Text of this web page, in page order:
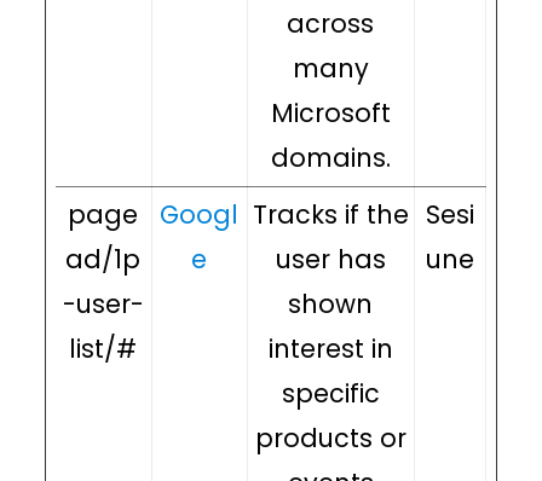
across
many
Microsoft
domains.
page
ad/1p
-user-
list/#
Googl
e
Tracks if the
user has
shown
interest in
specific
products or
Sesi
une